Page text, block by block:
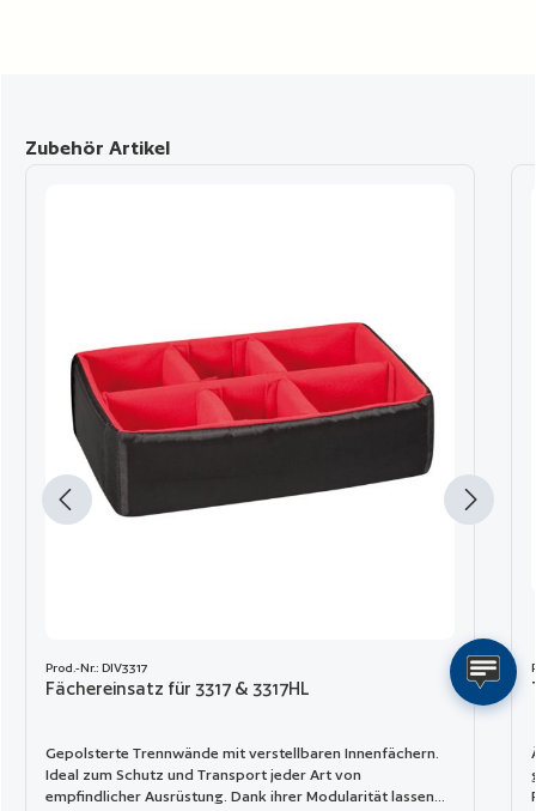
Produktgalerie überspringen
Zubehör Artikel
Prod.-Nr.: DIV3317
Fächereinsatz für 3317 & 3317HL
Gepolsterte Trennwände mit verstellbaren Innenfächern.
Ideal zum Schutz und Transport jeder Art von
empfindlicher Ausrüstung. Dank ihrer Modularität lassen